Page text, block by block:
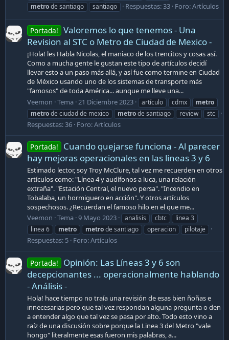
metrode santiago santiago Respuestas: 33 Foro:Artículos
Portada! Valoremos lo que tenemos - Una
Revision al STC o Metro de Ciudad de Mexico -
¡Hola! les Habla Nicolas, el maniaco de los trencitos y cosas así.
Como a mucha gente le gustan este tipo de artículos decidí
llevar esto a un paso más allá, y así fue como termine en Ciudad
de México usando uno de los sistemas de transporte más
"famosos" de toda América... aunque me lleve una...
Veemon Tema 21 Diciembre 2023 artículo cdmx
metro
metrode ciudad de mexico metrode santiago review stc
Respuestas: 36 Foro:Artículos
Portada!
Cuando quejarse funciona - Al parecer
hay mejoras operacionales en las lineas 3 y 6
Estimado lector, soy Troy McClure, tal vez me recuerden en otros
artículos como: "Línea 4 y audífonos a luca, una relación
extraña". "Estación Central, el nuevo persa". "Incendio en
Tobalaba, un hormiguero en acción". Y otros artículos
sospechosos. ¿Recuerdan el famoso hilo en el que me...
Veemon Tema 9 Mayo 2023 analisis cbtc
linea 3
linea 6
metro metrode santiago operacion pilotaje
Respuestas: 5 Foro:Artículos
Portada!
Opinión: Las Líneas 3 y 6 son
decepcionantes ... operacionalmente hablando
- Análisis -
Hola! hace tiempo no traía una revisión de esas bien ñoñas e
innecesarias pero que tal vez respondan alguna pregunta o den
a entender algo que tal vez se pasa por alto. Todo esto vino a
raíz de una discusión sobre porque la Linea 3 del Metro "vale
hongo" literalmente esas fueron mis palabras, a...